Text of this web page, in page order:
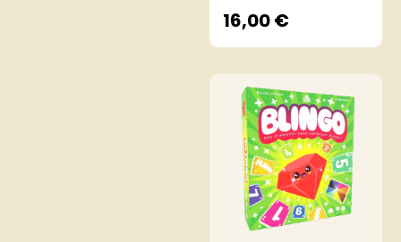
16,00€